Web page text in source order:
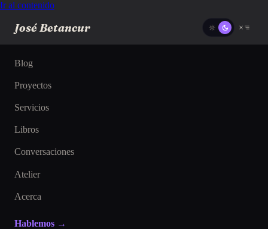
Ir al contenido
José Betancur
Blog
Proyectos
Servicios
Libros
Conversaciones
Atelier
Acerca
Hablemos →